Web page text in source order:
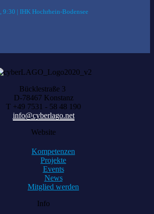
9:30 | IHK Hochrhein-Bodensee
Bücklestraße 3
D-78467 Konstanz
T +49 7531 - 58 48 190
info@cyberlago.net
Website
Kompetenzen
Projekte
Events
News
Mitglied werden
Info